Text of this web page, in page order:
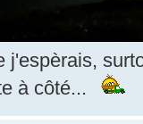
j'espèrais,
à côté...